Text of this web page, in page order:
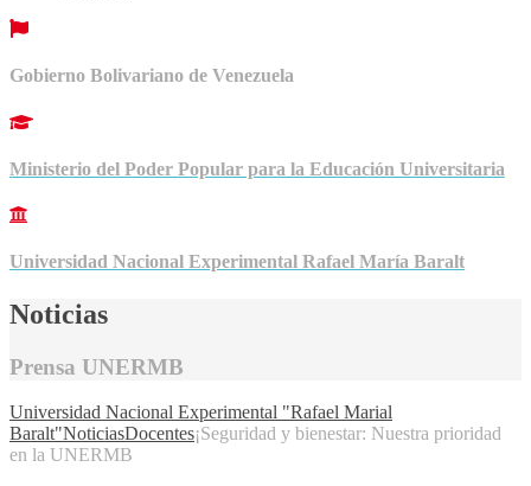
Gobierno Bolivariano de Venezuela
Ministerio del Poder Popular para la Educación Universitaria
Universidad Nacional Experimental Rafael María Baralt
Noticias
Prensa UNERMB
Universidad Nacional Experimental "Rafael Marial
Baralt"NoticiasDocentes¡Seguridad y bienestar: Nuestra prioridad
en la UNERMB